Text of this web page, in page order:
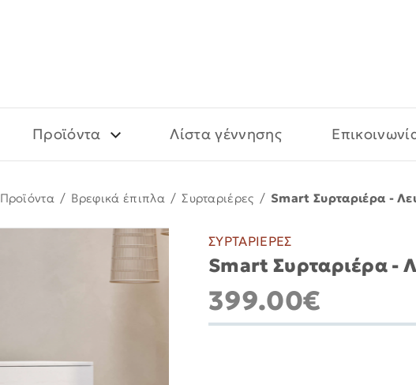
Προϊόντα Λίστα γέννησης
Προϊόντα / Βρεφικά έπιπλα / Συρταριέρες / Smart Συρταριέρα -
ΣΥΡΤΑΡΙΕΡΕΣ
Smart Συρταριέρα -
399.00€